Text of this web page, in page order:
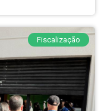
Fiscalização